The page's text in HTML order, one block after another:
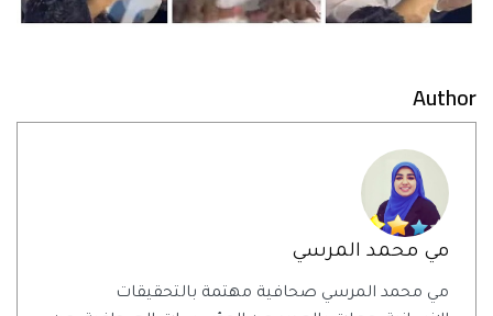
Author
مي محمد المرسي
مي محمد المرسي صحافية مهتمة بالتحقيقات